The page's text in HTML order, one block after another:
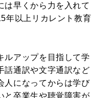
は早くから力を入れて
年以上リカレント教育
ルアップを目指して学
話通訳や文字通訳など
人になってからは学び
と卒業生や聴覚障害が